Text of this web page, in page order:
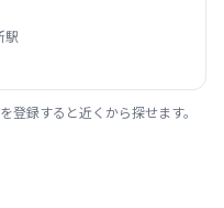
駅
登録すると近くから探せます。